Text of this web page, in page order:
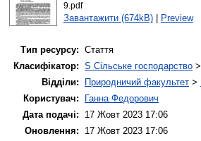
9.pdf
Завантажити (674kB)| Preview
Тип ресурсу: Стаття
Класифікатор: S Сільське господарство >
Відділи:
Природничий факультет >
Користувач:
Ганна Федорович
Дата подачі:
17 Жовт 2023 17:06
Оновлення:
17 Жовт 2023 17:06